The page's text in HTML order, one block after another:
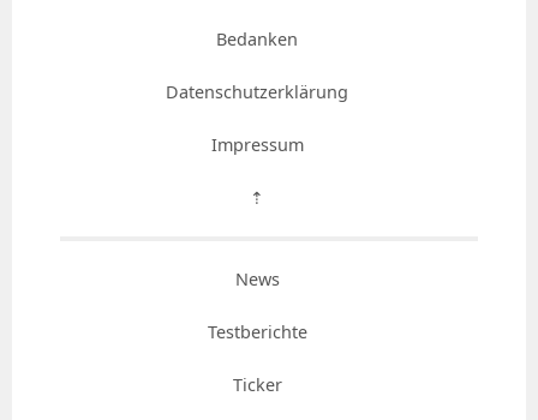
Bedanken
Datenschutzerklärung
Impressum
⇡
News
Testberichte
Ticker